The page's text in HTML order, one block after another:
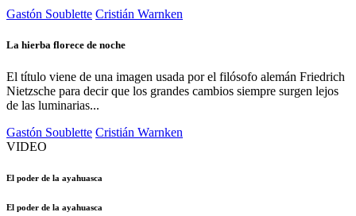
Gastón Soublette Cristián Warnken
La hierba florece de noche
El título viene de una imagen usada por el filósofo alemán Friedrich
Nietzsche para decir que los grandes cambios siempre surgen lejos
de las luminarias...
Gastón Soublette Cristián Warnken
VIDEO
El poder de la ayahuasca
El poder de la ayahuasca